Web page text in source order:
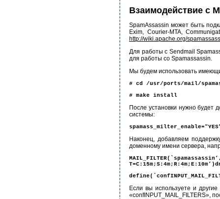
Взаимодействие с
SpamAssassin может быть
Exim, Courier-MTA,
http://wiki.apache.org/
Для работы с Sendmail
для работы со Spamassassin.
Мы будем использовать
# cd /usr/ports/mail/
# make install
После установки нужно будет
системы:
Наконец, добавляем
доменному имени сервера,
Если вы используете и
«confINPUT_MAIL_FILTERS»,